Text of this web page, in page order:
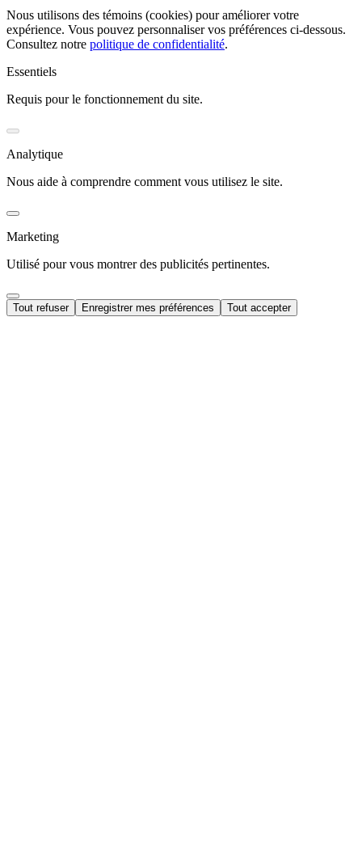
Nous utilisons des témoins (cookies) pour améliorer votre
expérience. Vous pouvez personnaliser vos préférences ci-dessous.
Consultez notre politique de confidentialité.
Essentiels
Requis pour le fonctionnement du site.
Analytique
Nous aide à comprendre comment vous utilisez le site.
Marketing
Utilisé pour vous montrer des publicités pertinentes.
Tout refuser Enregistrer mes préférences Tout accepter